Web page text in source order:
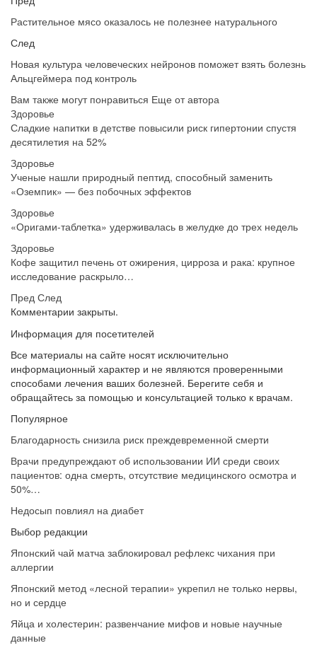
Растительное мясо оказалось не полезнее натурального
След
Новая культура человеческих нейронов поможет взять болезнь
Альцгеймера под контроль
Вам также могут понравиться Еще от автора
Здоровье
Сладкие напитки в детстве повысили риск гипертонии спустя
десятилетия на 52%
Здоровье
Ученые нашли природный пептид, способный заменить
«Оземпик» — без побочных эффектов
Здоровье
«Оригами-таблетка» удерживалась в желудке до трех недель
Здоровье
Кофе защитил печень от ожирения, цирроза и рака: крупное
исследование раскрыло…
Пред След
Комментарии закрыты.
Информация для посетителей
Все материалы на сайте носят исключительно
информационный характер и не являются проверенными
способами лечения ваших болезней. Берегите себя и
обращайтесь за помощью и консультацией только к врачам.
Популярное
Благодарность снизила риск преждевременной смерти
Врачи предупреждают об использовании ИИ среди своих
пациентов: одна смерть, отсутствие медицинского осмотра и
50%…
Недосып повлиял на диабет
Выбор редакции
Японский чай матча заблокировал рефлекс чихания при
аллергии
Японский метод «лесной терапии» укрепил не только нервы,
но и сердце
Яйца и холестерин: развенчание мифов и новые научные
данные